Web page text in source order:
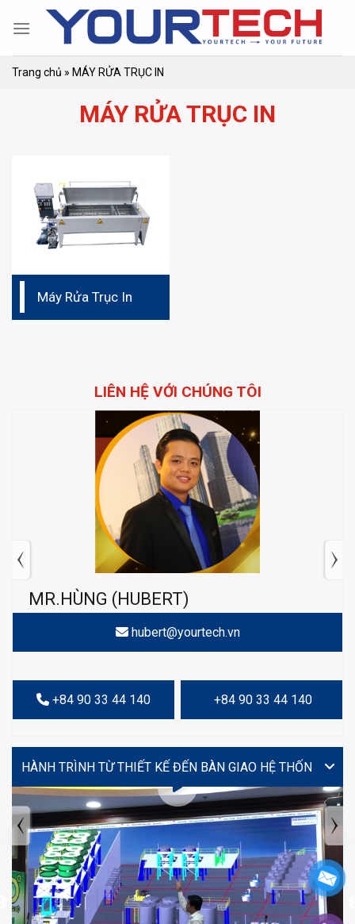
Trang chủ » MÁY RỬA TRỤC IN
MÁY RỬA TRỤC IN
Máy Rửa Trục In
LIÊN HỆ VỚI CHÚNG TÔI
MR.HÙNG (HUBERT)
hubert@yourtech.vn
+84 90 33 44 140 +84 90 33 44 140
VIDEO
TIN TỨC MỚI NHẤT
Tuyển dụng: Nhân viên KẾ TOÁN